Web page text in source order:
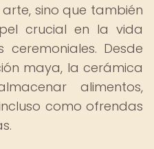
sino que también
crucial en la vida
Desde
maya, la cerámica
alimentos,
como ofrendas